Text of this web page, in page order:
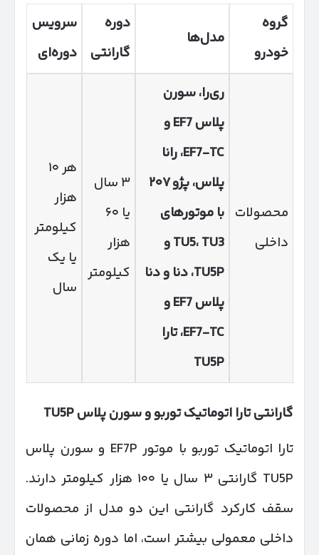
گروه
خودرو
مدل‌ها
دوره
گارانتی
سرویس
دوره‌ای
محصولات
داخلی
ری‌را، سورن
پلاسEF7
و
EF7-TC، رانا
پلاس، پژو۲۰۷
با موتورهای
TU5،TU3
و
TU5P، دنا و دنا
پلاسEF7
و
EF7-TC، تارا
TU5P
۳ سال
یا ۶۰
هزار
کیلومتر
هر ۱۰
هزار
کیلومتر
یا یک
سال
گارانتی تارا اتوماتیک توربو و سورن پلاس
تارا اتوماتیک توربو با موتور EF7P و سورن پلاس
TU5P گارانتی ۳ سال یا ۱۰۰ هزار کیلومتر دارند.
سقف کارکرد گارانتی این دو مدل از محصولات
داخلی معمولی بیشتر است، اما دوره زمانی همان